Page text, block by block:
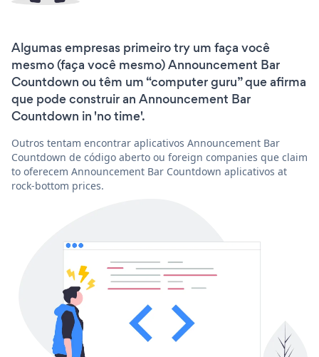
Algumas empresas primeiro try um faça você
mesmo (faça você mesmo) Announcement Bar
Countdown ou têm um “computer guru” que afirma
que pode construir an Announcement Bar
Countdown in 'no time'.
Outros tentam encontrar aplicativos Announcement Bar
Countdown de código aberto ou foreign companies que claim
to oferecem Announcement Bar Countdown aplicativos at
rock-bottom prices.